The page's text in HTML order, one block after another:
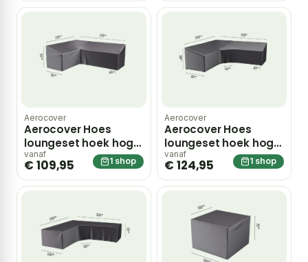
Aerocover
Aerocover Hoes
loungeset hoek hoge
rugleuning 270 x 210 x
85 x 65 tot 90 cm –
grijs
vanaf
€ 109,95 1 shop
Aerocover
Aerocover Hoes
loungeset hoek hoge
rugleuning 300 x 300 x
90 x 65 tot 90 cm –
grijs
vanaf
€ 124,95 1 shop